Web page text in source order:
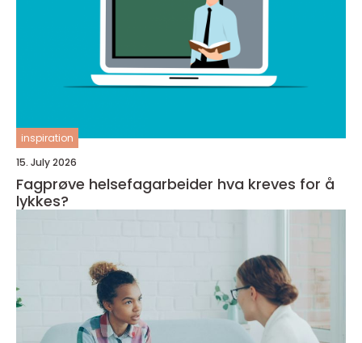
inspiration
15. July 2026
Fagprøve helsefagarbeider hva kreves for å
lykkes?